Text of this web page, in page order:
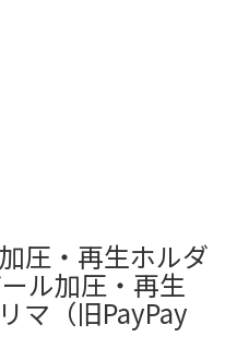
圧・再生ホルダ
ル加圧・再生
マ（旧PayPay